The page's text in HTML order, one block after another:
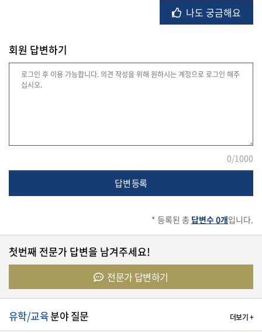
동
산
크
유
강
나도 궁금해요
회원 답변하기
0/1000
답변 등록
* 등록된 총 답변수 0개입니다.
첫번째 전문가 답변을 남겨주세요!
전문가 답변하기
유학/교육분야 질문 더보기 +